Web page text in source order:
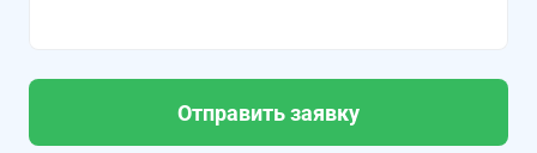
Отправить заявку